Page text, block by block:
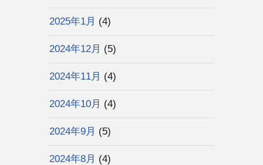
2025年1月 (4)
2024年12月 (5)
2024年11月 (4)
2024年10月 (4)
2024年9月 (5)
2024年8月 (4)